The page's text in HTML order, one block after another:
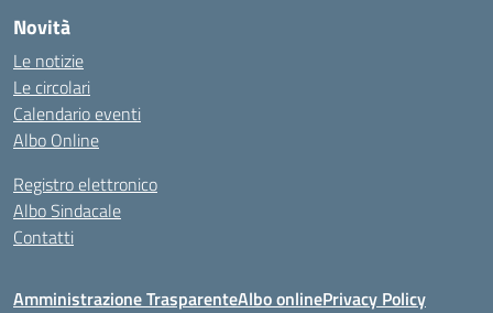
Novità
Le notizie
Le circolari
Calendario eventi
Albo Online
Registro elettronico
Albo Sindacale
Contatti
Amministrazione TrasparenteAlbo onlinePrivacy Policy